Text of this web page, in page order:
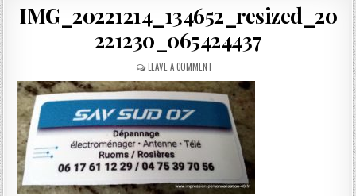
IMG_20221214_134652_resized_20
221230_065424437
LEAVE A COMMENTON